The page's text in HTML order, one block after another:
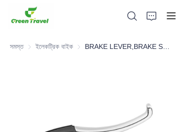
সমস্ত ইলেকট্রিক বাইক ইলেকট্রিক বাইক